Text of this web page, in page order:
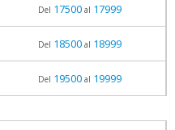
Del 17500al 17999
Del 18500al 18999
Del 19500al 19999